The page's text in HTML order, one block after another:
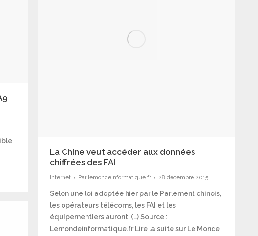
La Chine veut accéder aux données
chiffrées des FAI
Internet Par lemondeinformatique.fr 28 décembre 2015
Selon une loi adoptée hier par le Parlement chinois,
les opérateurs télécoms, les FAI et les
équipementiers auront, (…) Source :
Lemondeinformatique.fr Lire la suite sur Le Monde